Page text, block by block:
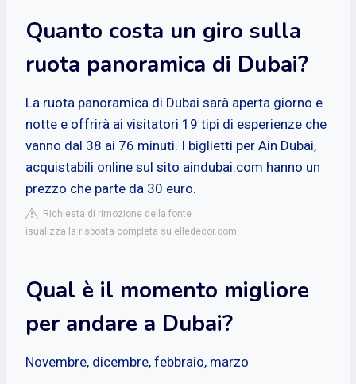
Quanto costa un giro sulla
ruota panoramica di Dubai?
La ruota panoramica di Dubai sarà aperta giorno e
notte e offrirà ai visitatori 19 tipi di esperienze che
vanno dal 38 ai 76 minuti. I biglietti per Ain Dubai,
acquistabili online sul sito aindubai.com hanno un
prezzo che parte da 30 euro.
Richiesta di rimozione della fonte
isualizza la risposta completa su elledecor.com
Qual è il momento migliore
per andare a Dubai?
Novembre, dicembre, febbraio, marzo